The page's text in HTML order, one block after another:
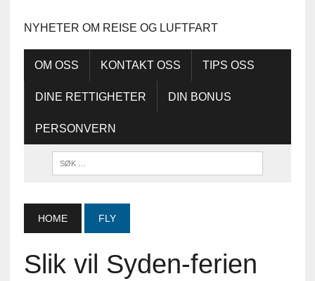
NYHETER OM REISE OG LUFTFART
OM OSS KONTAKT OSS TIPS OSS
DINE RETTIGHETER DIN BONUS
PERSONVERN
HOME FLY
Slik vil Syden-ferien